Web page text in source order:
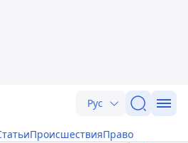
Рус
ПроисшествияПраво